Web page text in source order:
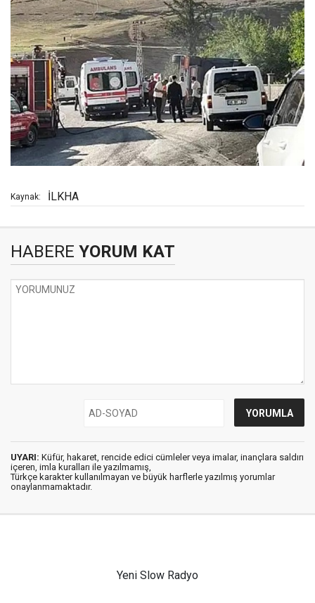
Kaynak: İLKHA
HABERE YORUM KAT
UYARI: Küfür, hakaret, rencide edici cümleler veya imalar, inançlara saldırı
içeren, imla kuralları ile yazılmamış,
Türkçe karakter kullanılmayan ve büyük harflerle yazılmış yorumlar
onaylanmamaktadır.
Yeni Slow Radyo